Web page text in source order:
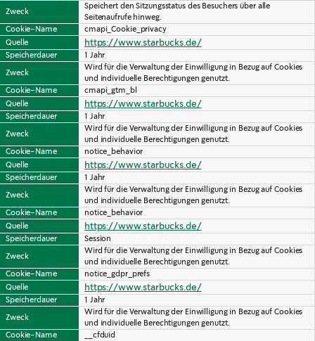
Zweck
Speichert den Sitzungsstatus des Besuchers über alle
Seitenaufrufe hinweg.
Cookie-Name
cmapi_Cookie_privacy
Quelle
https://www.starbucks.de/
Speicherdauer
1 Jahr
Zweck
Wird für die Verwaltung der Einwilligung in Bezug auf Cookies
und individuelle Berechtigungen genutzt.
Cookie-Name
cmapi_gtm_bl
Quelle
https://www.starbucks.de/
Speicherdauer
1 Jahr
Zweck
Wird für die Verwaltung der Einwilligung in Bezug auf Cookies
und individuelle Berechtigungen genutzt.
Cookie-Name
notice_behavior
Quelle
https://www.starbucks.de/
Speicherdauer
1 Jahr
Zweck
Wird für die Verwaltung der Einwilligung in Bezug auf Cookies
und individuelle Berechtigungen genutzt.
Cookie-Name
notice_behavior
Quelle
https://www.starbucks.de/
Speicherdauer
Session
Zweck
Wird für die Verwaltung der Einwilligung in Bezug auf Cookies
und individuelle Berechtigungen genutzt.
Cookie-Name
notice_gdpr_prefs
Quelle
https://www.starbucks.de/
Speicherdauer
1 Jahr
Zweck
Wird für die Verwaltung der Einwilligung in Bezug auf Cookies
und individuelle Berechtigungen genutzt.
Cookie-Name
__cfduid